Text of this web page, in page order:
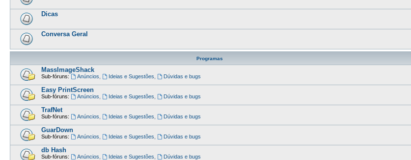
Dicas
Conversa Geral
Programas
MassImageShack
Sub-fóruns: Anúncios Ideias e Sugestões Dúvidas e bugs
Easy PrintScreen
Sub-fóruns: Anúncios Ideias e Sugestões Dúvidas e bugs
TrafNet
Sub-fóruns: Anúncios Ideias e Sugestões Dúvidas e bugs
GuarDown
Sub-fóruns: Anúncios Ideias e Sugestões Dúvidas e bugs
db Hash
Sub-fóruns: Anúncios Ideias e Sugestões Dúvidas e bugs